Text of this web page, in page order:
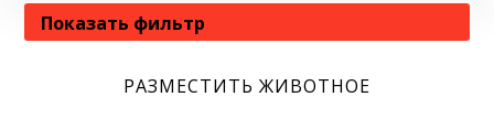
Показать фильтр
РАЗМЕСТИТЬ ЖИВОТНОЕ